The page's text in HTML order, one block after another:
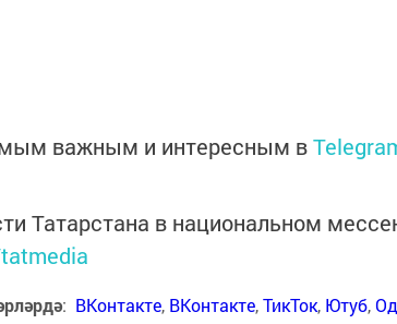
важным и интересным в
Татарстана в национальном
: ВКонтакте, ВКонтакте,ТикТок, Ютуб,